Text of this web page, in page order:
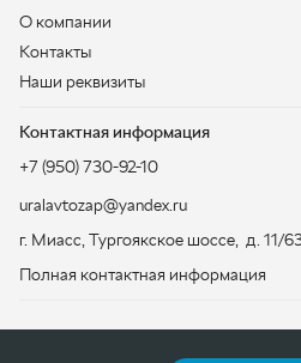
uralavtozap@yandex.ru
г. Миасс, Тургоякское шоссе, д. 11/63
Полная контактная информация
Политика